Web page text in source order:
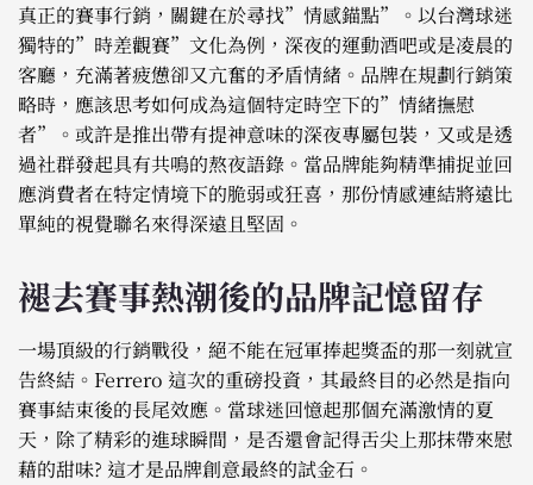
真正的賽事行銷，關鍵在於尋找”情感錨點”。以台灣球迷
獨特的”時差觀賽”文化為例，深夜的運動酒吧或是凌晨的
客廳，充滿著疲憊卻又亢奮的矛盾情緒。品牌在規劃行銷策
略時，應該思考如何成為這個特定時空下的”情緒撫慰
者”。或許是推出帶有提神意味的深夜專屬包裝，又或是透
過社群發起具有共鳴的熬夜語錄。當品牌能夠精準捕捉並回
應消費者在特定情境下的脆弱或狂喜，那份情感連結將遠比
單純的視覺聯名來得深遠且堅固。
褪去賽事熱潮後的品牌記憶留存
一場頂級的行銷戰役，絕不能在冠軍捧起獎盃的那一刻就宣
告終結。Ferrero 這次的重磅投資，其最終目的必然是指向
賽事結束後的長尾效應。當球迷回憶起那個充滿激情的夏
天，除了精彩的進球瞬間，是否還會記得舌尖上那抹帶來慰
藉的甜味? 這才是品牌創意最終的試金石。